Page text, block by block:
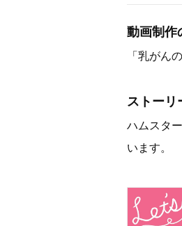
動画制作
「乳がん
ストーリ
ハムスタ
います。